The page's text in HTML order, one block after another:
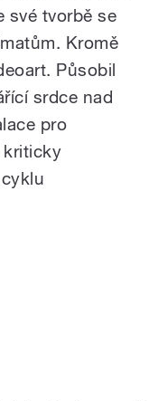
své tvorbě se
Kromě
Působil
srdce nad
pro
kriticky